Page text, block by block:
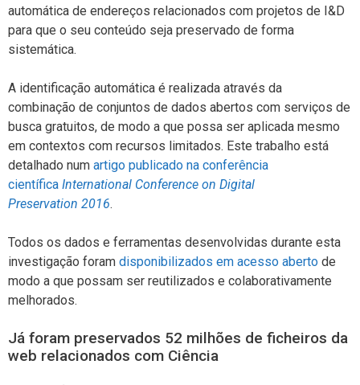
automática de endereços relacionados com projetos de I&D
para que o seu conteúdo seja preservado de forma
sistemática.
A identificação automática é realizada através da
combinação de conjuntos de dados abertos com serviços de
busca gratuitos, de modo a que possa ser aplicada mesmo
em contextos com recursos limitados. Este trabalho está
detalhado num artigo publicado na conferência
científica International Conference on Digital
Preservation 2016.
Todos os dados e ferramentas desenvolvidas durante esta
investigação foram disponibilizados em acesso aberto de
modo a que possam ser reutilizados e colaborativamente
melhorados.
Já foram preservados 52 milhões de ficheiros da
web relacionados com Ciência